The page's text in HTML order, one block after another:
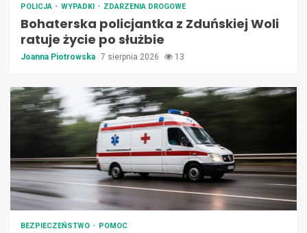
POLICJA WYPADKI ZDARZENIA DROGOWE
Bohaterska policjantka z Zduńskiej Woli
ratuje życie po służbie
Joanna Piotrowska 7 sierpnia 2026 13
BEZPIECZEŃSTWO POMOC